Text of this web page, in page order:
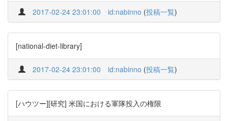
2017-02-24 23:01:00 id:nabinno (投稿一覧)
[national-diet-library]
2017-02-24 23:01:00 id:nabinno (投稿一覧)
[ハウツー][研究] 米国における軍隊投入の権限